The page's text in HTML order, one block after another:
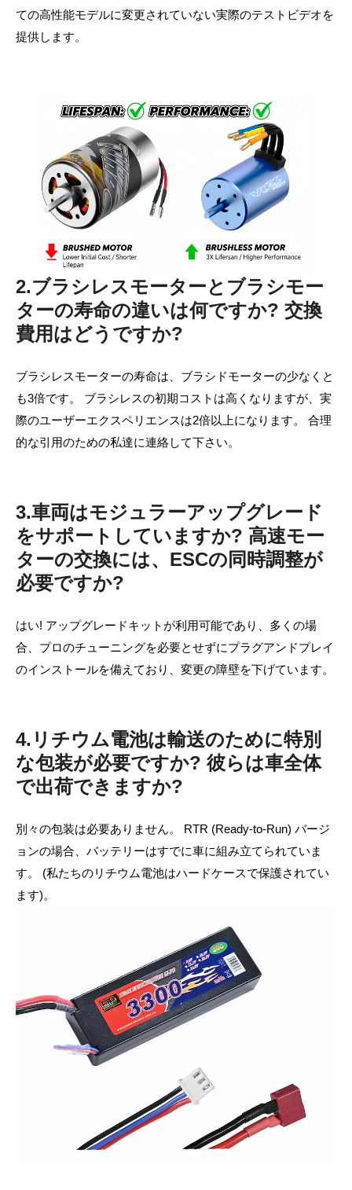
ての高性能モデルに変更されていない実際のテストビデオを
提供します。
2.ブラシレスモーターとブラシモー
ターの寿命の違いは何ですか? 交換
費用はどうですか?
ブラシレスモーターの寿命は、ブラシドモーターの少なくと
も3倍です。 ブラシレスの初期コストは高くなりますが、実
際のユーザーエクスペリエンスは2倍以上になります。 合理
的な引用のための私達に連絡して下さい。
3.車両はモジュラーアップグレード
をサポートしていますか? 高速モー
ターの交換には、ESCの同時調整が
必要ですか?
はい! アップグレードキットが利用可能であり、多くの場
合、プロのチューニングを必要とせずにプラグアンドプレイ
のインストールを備えており、変更の障壁を下げています。
4.リチウム電池は輸送のために特別
な包装が必要ですか? 彼らは車全体
で出荷できますか?
別々の包装は必要ありません。 RTR (Ready-to-Run) バージ
ョンの場合、バッテリーはすでに車に組み立てられていま
す。 (私たちのリチウム電池はハードケースで保護されてい
ます)。